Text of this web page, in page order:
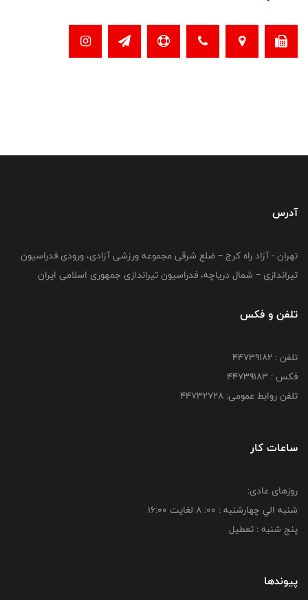
آدرس
تهران - آزاد راه کرج – ضلع شرقی مجموعه ورزشی آزادی، ورودی فدراسیون
تیراندازی – شمال دریاچه، فدراسیون تیراندازی جمهوری اسلامی ایران
تلفن و فکس
تلفن : ۴۴۷۳۹۱۸۲
فکس : ۴۴۷۳۹۱۸3
تلفن روابط عمومی: ۴۴۷۳۲۷۲۸
ساعات کار
روزهای عادی:
شنبه الي چهارشنبه : 00: 8 لغايت 16:00
پنج شنبه : تعطیل
پیوندها